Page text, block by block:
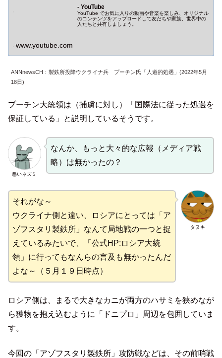
- YouTube
YouTube でお気に入りの動画や音楽を楽しみ、オリジナル
のコンテンツをアップロードして友だちや家族、世界中の
人たちと共有しましょう。
www.youtube.com
ANNnewsCH：製鉄所投降ウクライナ兵 プーチン氏「人道的処遇」(2022年5月
18日)
プーチン大統領は（捕虜に対し）「国際法に従った処遇を
保証している」と説明しているそうです。
悪いネズミ
なんか、もっと大々的な広報（メディア戦
略）は無かったの？
タヌキ
それがな～
ウクライナ側と違い、ロシアにとっては「ア
ゾフスタリ製鉄所」なんて局地戦の一つと捉
えているみたいで、「公式HP:ロシア大統
領」に行ってもなんらの言及も無かったんだ
よな～（５月１９日時点）
ロシア側は、まるで大きなカニが両方のハサミを狭めなが
ら獲物を抱え込むように「ドニプロ」周辺を包囲していま
す。
今回の「アゾフスタリ製鉄所」攻防戦などは、その前哨戦